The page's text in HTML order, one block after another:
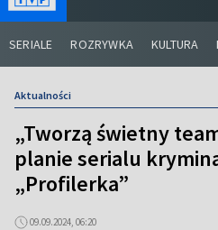
SERIALE ROZRYWKA KULTURA
Aktualności
„Tworzą świetny
planie serialu
„Profilerka”
09.09.2024, 06:20